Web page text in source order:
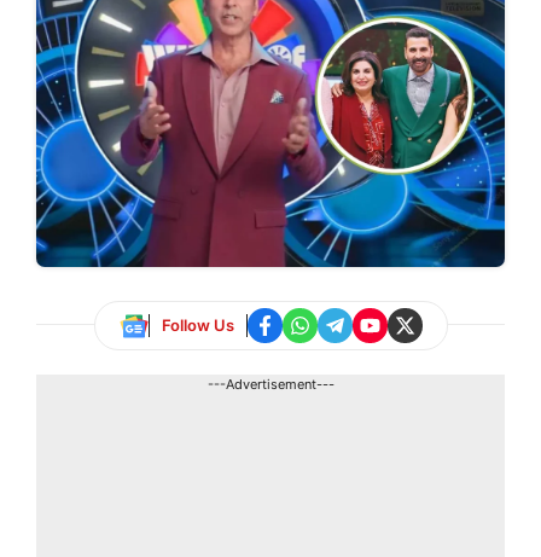
Follow Us
---Advertisement---